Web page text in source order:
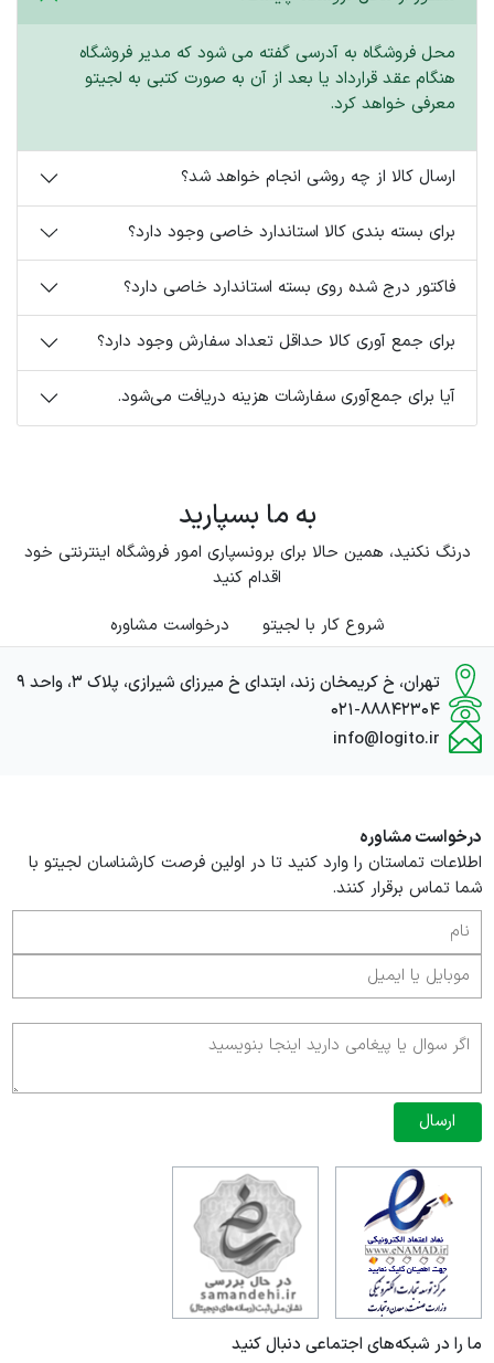
محل فروشگاه به آدرسی گفته می شود که مدیر فروشگاه
هنگام عقد قرارداد یا بعد از آن به صورت کتبی به لجیتو
معرفی خواهد کرد.
ارسال کالا از چه روشی انجام خواهد شد؟
برای بسته بندی کالا استاندارد خاصی وجود دارد؟
فاکتور درج شده روی بسته استاندارد خاصی دارد؟
برای جمع آوری کالا حداقل تعداد سفارش وجود دارد؟
آیا برای جمع‌آوری سفارشات هزینه دریافت می‌شود.
به ما بسپارید
درنگ نکنید، همین حالا برای برونسپاری امور فروشگاه اینترنتی خود
اقدام کنید
شروع کار با لجیتو
درخواست مشاوره
تهران، خ کریمخان زند، ابتدای خ میرزای شیرازی، پلاک ۳، واحد ۹
۰۲۱-۸۸۸۴۲۳۰۴
info@logito.ir
درخواست مشاوره
اطلاعات تماستان را وارد کنید تا در اولین فرصت کارشناسان لجیتو با
شما تماس برقرار کنند.
ارسال
ما را در شبکه‌های اجتماعی دنبال کنید